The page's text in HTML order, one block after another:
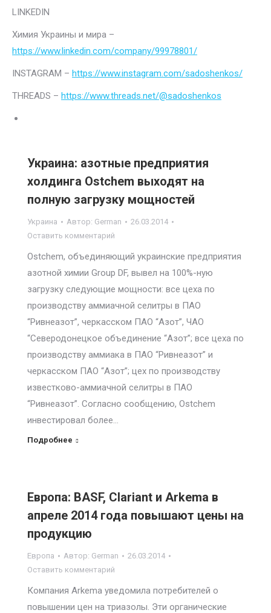
LINKEDIN
Химия Украины и мира –
https://www.linkedin.com/company/99978801/
INSTAGRAM – https://www.instagram.com/sadoshenkos/
THREADS – https://www.threads.net/@sadoshenkos
Украина: азотные предприятия
холдинга Ostchem выходят на
полную загрузку мощностей
Украина Автор: German
26.03.2014
Оставить комментарий
Ostchem, объединяющий украинские предприятия
азотной химии Group DF, вывел на 100%-ную
загрузку следующие мощности: все цеха по
производству аммиачной селитры в ПАО
“Ривнеазот”, черкасском ПАО “Азот”, ЧАО
“Северодонецкое объединение “Азот”; все цеха по
производству аммиака в ПАО “Ривнеазот” и
черкасском ПАО “Азот”; цех по производству
известково-аммиачной селитры в ПАО
“Ривнеазот”. Согласно сообщению, Ostchem
инвестировал более…
Подробнее
Европа: BASF, Clariant и Arkema в
апреле 2014 года повышают цены на
продукцию
Европа Автор: German
26.03.2014
Оставить комментарий
Компания Arkema уведомила потребителей о
повышении цен на триазолы. Эти органические